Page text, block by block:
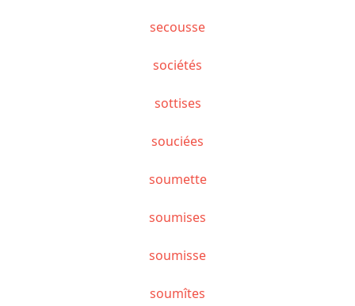
secousse
sociétés
sottises
souciées
soumette
soumises
soumisse
soumîtes